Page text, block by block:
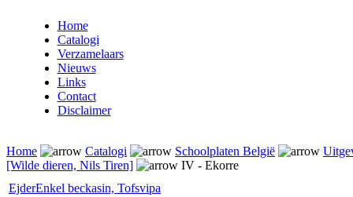
Home
Catalogi
Verzamelaars
Nieuws
Links
Contact
Disclaimer
Home Catalogi Schoolplaten België
[Wilde dieren, Nils Tiren]
IV - Ekorre
EjderEnkel beckasin, Tofsvipa